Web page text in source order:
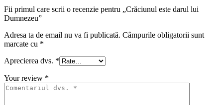
Fii primul care scrii o recenzie pentru „Crăciunul este darul lui
Dumnezeu”
Adresa ta de email nu va fi publicată. Câmpurile obligatorii sunt
marcate cu *
Aprecierea dvs. *
Your review *